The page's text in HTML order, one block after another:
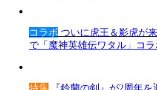
コラボ ついに虎王＆影虎が
で「魔神英雄伝ワタル」コラ
特集 『鈴蘭の剣』が2周年